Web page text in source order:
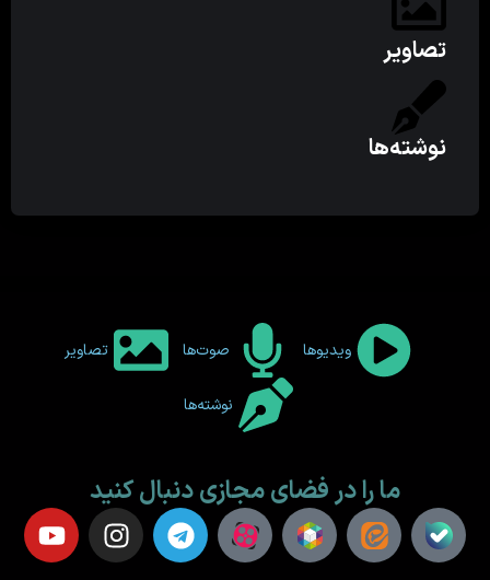
تصاویر
نوشته‌ها
ویدیوها صوت‌ها تصاویر
نوشته‌ها
ما را در فضای مجازی دنبال کنید